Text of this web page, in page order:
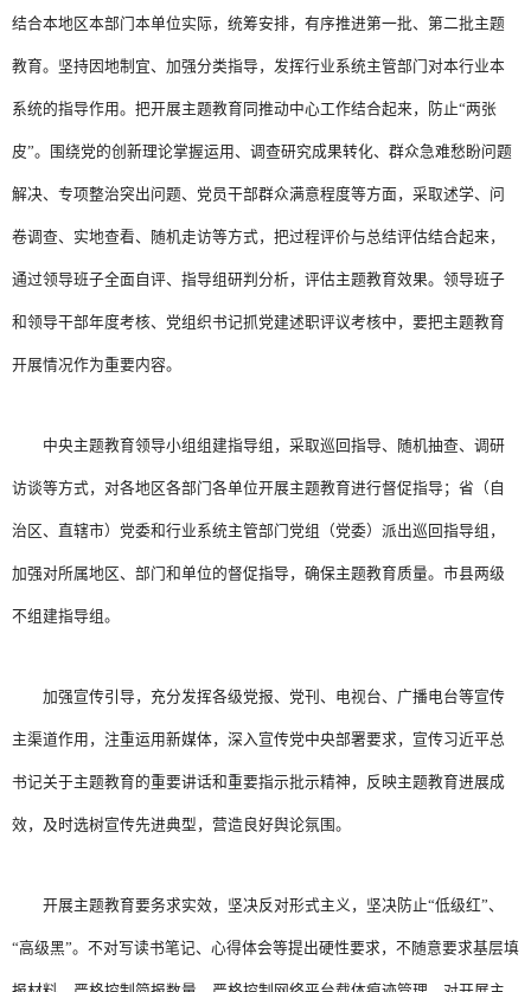
结合本地区本部门本单位实际，统筹安排，有序推进第一批、第二批主题
教育。坚持因地制宜、加强分类指导，发挥行业系统主管部门对本行业本
系统的指导作用。把开展主题教育同推动中心工作结合起来，防止“两张
皮”。围绕党的创新理论掌握运用、调查研究成果转化、群众急难愁盼问题
解决、专项整治突出问题、党员干部群众满意程度等方面，采取述学、问
卷调查、实地查看、随机走访等方式，把过程评价与总结评估结合起来，
通过领导班子全面自评、指导组研判分析，评估主题教育效果。领导班子
和领导干部年度考核、党组织书记抓党建述职评议考核中，要把主题教育
开展情况作为重要内容。
中央主题教育领导小组组建指导组，采取巡回指导、随机抽查、调研
访谈等方式，对各地区各部门各单位开展主题教育进行督促指导；省（自
治区、直辖市）党委和行业系统主管部门党组（党委）派出巡回指导组，
加强对所属地区、部门和单位的督促指导，确保主题教育质量。市县两级
不组建指导组。
加强宣传引导，充分发挥各级党报、党刊、电视台、广播电台等宣传
主渠道作用，注重运用新媒体，深入宣传党中央部署要求，宣传习近平总
书记关于主题教育的重要讲话和重要指示批示精神，反映主题教育进展成
效，及时选树宣传先进典型，营造良好舆论氛围。
开展主题教育要务求实效，坚决反对形式主义，坚决防止“低级红”、
“高级黑”。不对写读书笔记、心得体会等提出硬性要求，不随意要求基层填